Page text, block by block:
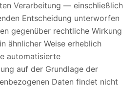
Verarbeitung — einschließlich
Entscheidung unterworfen
gegenüber rechtliche Wirkung
ähnlicher Weise erheblich
automatisierte
auf der Grundlage der
Daten findet nicht